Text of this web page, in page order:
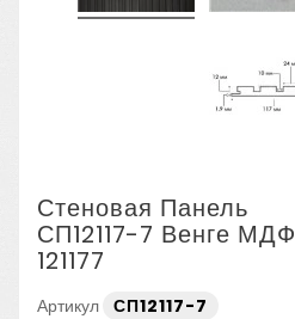
Стеновая Панель
СП12117-7 Венге МДФ
121177
Артикул СП12117-7